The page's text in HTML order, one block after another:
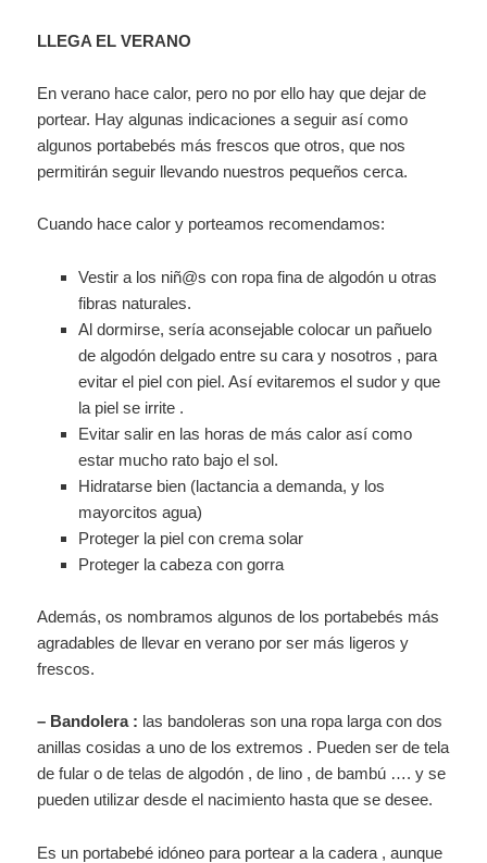
LLEGA EL VERANO
En verano hace calor, pero no por ello hay que dejar de
portear. Hay algunas indicaciones a seguir así como
algunos portabebés más frescos que otros, que nos
permitirán seguir llevando nuestros pequeños cerca.
Cuando hace calor y porteamos recomendamos:
Vestir a los niñ@s con ropa fina de algodón u otras
fibras naturales.
Al dormirse, sería aconsejable colocar un pañuelo
de algodón delgado entre su cara y nosotros , para
evitar el piel con piel. Así evitaremos el sudor y que
la piel se irrite .
Evitar salir en las horas de más calor así como
estar mucho rato bajo el sol.
Hidratarse bien (lactancia a demanda, y los
mayorcitos agua)
Proteger la piel con crema solar
Proteger la cabeza con gorra
Además, os nombramos algunos de los portabebés más
agradables de llevar en verano por ser más ligeros y
frescos.
– Bandolera : las bandoleras son una ropa larga con dos
anillas cosidas a uno de los extremos . Pueden ser de tela
de fular o de telas de algodón , de lino , de bambú …. y se
pueden utilizar desde el nacimiento hasta que se desee.
Es un portabebé idóneo para portear a la cadera , aunque